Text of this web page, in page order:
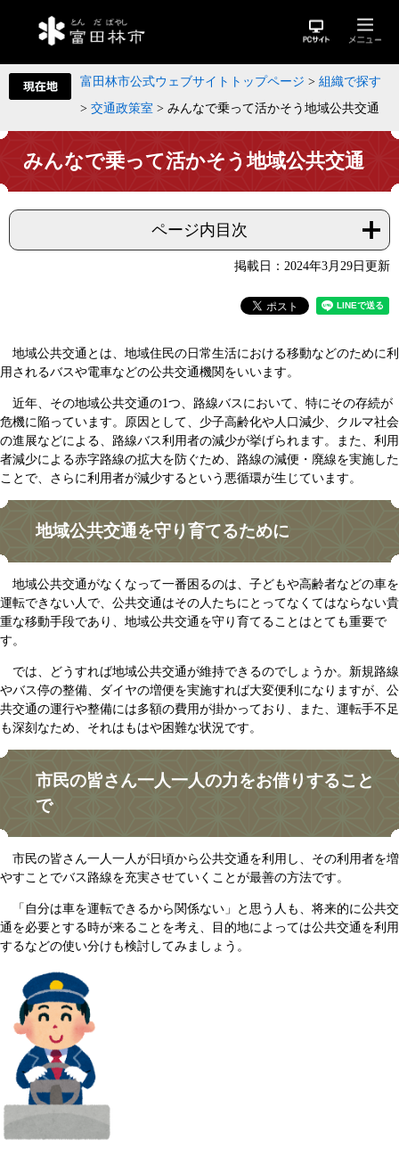
富田林市公式ウェブサイトトップページ > 組織で探す
> 交通政策室 > みんなで乗って活かそう地域公共交通
みんなで乗って活かそう地域公共交通
ページ内目次
掲載日：2024年3月29日更新
地域公共交通とは、地域住民の日常生活における移動などのために利
用されるバスや電車などの公共交通機関をいいます。
近年、その地域公共交通の1つ、路線バスにおいて、特にその存続が
危機に陥っています。原因として、少子高齢化や人口減少、クルマ社会
の進展などによる、路線バス利用者の減少が挙げられます。また、利用
者減少による赤字路線の拡大を防ぐため、路線の減便・廃線を実施した
ことで、さらに利用者が減少するという悪循環が生じています。
地域公共交通を守り育てるために
地域公共交通がなくなって一番困るのは、子どもや高齢者などの車を
運転できない人で、公共交通はその人たちにとってなくてはならない貴
重な移動手段であり、地域公共交通を守り育てることはとても重要で
す。
では、どうすれば地域公共交通が維持できるのでしょうか。新規路線
やバス停の整備、ダイヤの増便を実施すれば大変便利になりますが、公
共交通の運行や整備には多額の費用が掛かっており、また、運転手不足
も深刻なため、それはもはや困難な状況です。
市民の皆さん一人一人の力をお借りすること
で
市民の皆さん一人一人が日頃から公共交通を利用し、その利用者を増
やすことでバス路線を充実させていくことが最善の方法です。
「自分は車を運転できるから関係ない」と思う人も、将来的に公共交
通を必要とする時が来ることを考え、目的地によっては公共交通を利用
するなどの使い分けも検討してみましょう。